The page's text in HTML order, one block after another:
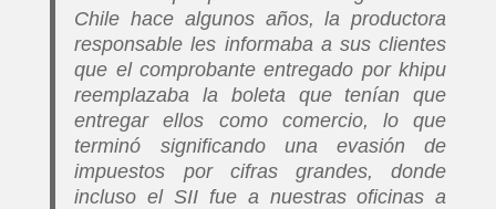
Chile hace algunos años, la productora
responsable les informaba a sus clientes
que el comprobante entregado por khipu
reemplazaba la boleta que tenían que
entregar ellos como comercio, lo que
terminó significando una evasión de
impuestos por cifras grandes, donde
incluso el SII fue a nuestras oficinas a